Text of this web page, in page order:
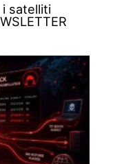
i satelliti